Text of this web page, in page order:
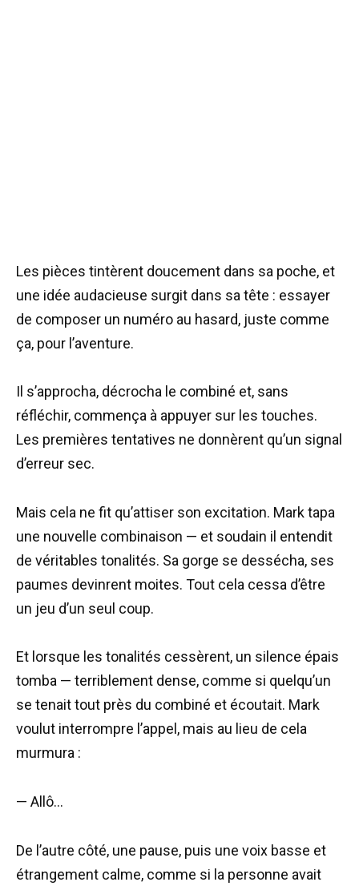
Les pièces tintèrent doucement dans sa poche, et
une idée audacieuse surgit dans sa tête : essayer
de composer un numéro au hasard, juste comme
ça, pour l’aventure.
Il s’approcha, décrocha le combiné et, sans
réfléchir, commença à appuyer sur les touches.
Les premières tentatives ne donnèrent qu’un signal
d’erreur sec.
Mais cela ne fit qu’attiser son excitation. Mark tapa
une nouvelle combinaison — et soudain il entendit
de véritables tonalités. Sa gorge se dessécha, ses
paumes devinrent moites. Tout cela cessa d’être
un jeu d’un seul coup.
Et lorsque les tonalités cessèrent, un silence épais
tomba — terriblement dense, comme si quelqu’un
se tenait tout près du combiné et écoutait. Mark
voulut interrompre l’appel, mais au lieu de cela
murmura :
— Allô…
De l’autre côté, une pause, puis une voix basse et
étrangement calme, comme si la personne avait